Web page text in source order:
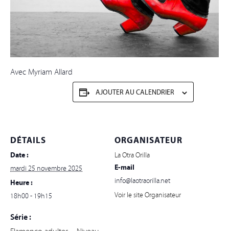
Avec Myriam Allard
AJOUTER AU CALENDRIER
DÉTAILS
Date :
mardi 25 novembre 2025
Heure :
18h00 - 19h15
Série :
ORGANISATEUR
La Otra Orilla
E-mail
info@laotraorilla.net
Voir le site Organisateur